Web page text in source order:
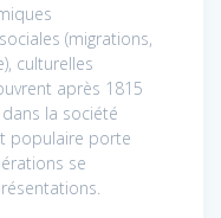
(migrations,
culturelles
après 1815
la société
populaire porte
se